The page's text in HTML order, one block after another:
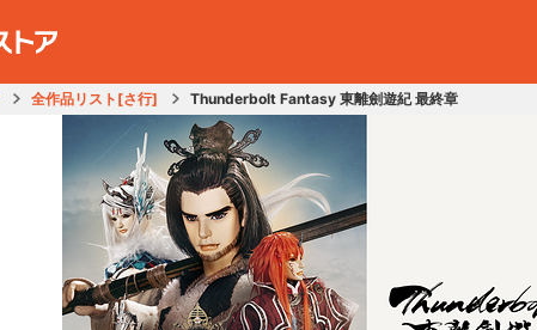
全作品リスト[さ行] Thunderbolt Fantasy 東離劍遊紀 最終章